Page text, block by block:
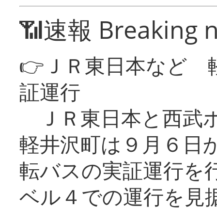
📶速報 Breaking
👉ＪＲ東日本など
証運行
ＪＲ東日本と西武
軽井沢町は９月６日
転バスの実証運行を
ベル４での運行を見